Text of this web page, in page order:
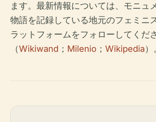
ます。最新情報については、モニュ
物語を記録している地元のフェミニ
ラットフォームをフォローしてくだ
（Wikiwand ； Milenio ； Wikipedia）